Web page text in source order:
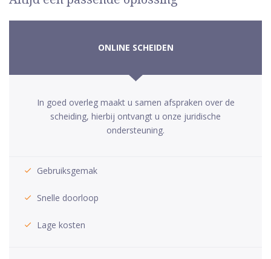
ONLINE SCHEIDEN
In goed overleg maakt u samen afspraken over de
scheiding, hierbij ontvangt u onze juridische
ondersteuning.
Gebruiksgemak
Snelle doorloop
Lage kosten